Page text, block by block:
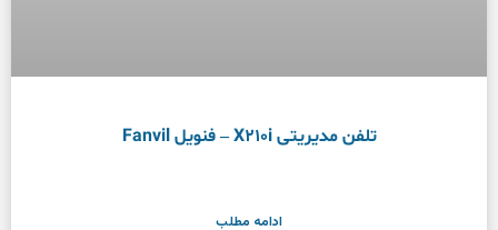
تلفن مدیریتی X210i – فنویل Fanvil
ادامه مطلب